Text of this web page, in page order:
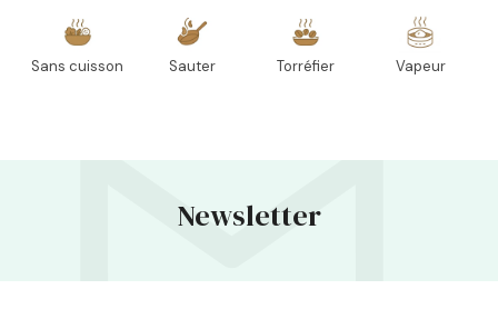
Sans cuisson Sauter Torréfier Vapeur
Newsletter